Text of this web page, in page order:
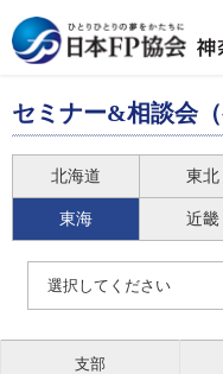
セミナー&相談会（
北海道 東北
東海 近畿
選択してください
支部